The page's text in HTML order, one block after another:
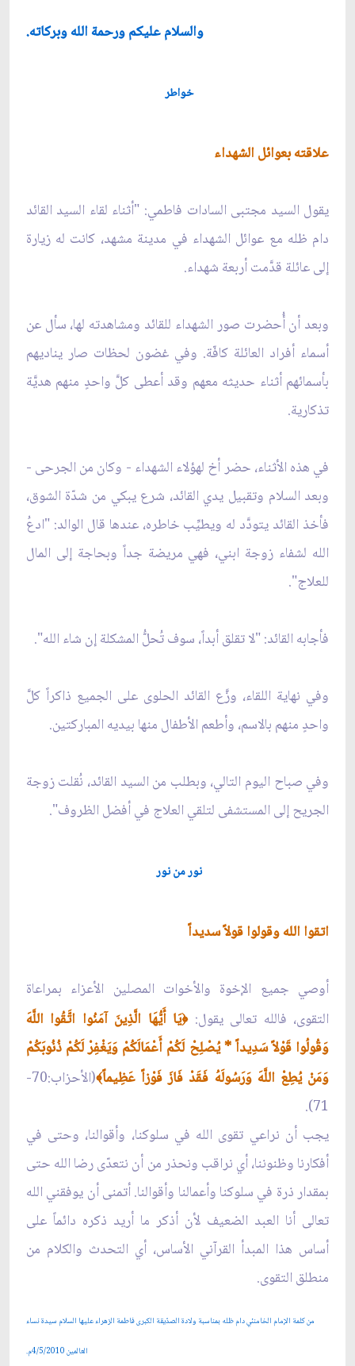
والسلام عليكم ورحمة الله وبركاته.
خواطر
علاقته بعوائل الشهداء
يقول السيد مجتبى السادات فاطمي: "أثناء لقاء السيد القائد
دام ظله مع عوائل الشهداء في مدينة مشهد، كانت له زيارة
إلى عائلة قدَّمت أربعة شهداء.
وبعد أن أُحضرت صور الشهداء للقائد ومشاهدته لها، سأل عن
أسماء أفراد العائلة كافّة. وفي غضون لحظات صار يناديهم
بأسمائهم أثناء حديثه معهم وقد أعطى كلَّ واحدٍ منهم هديَّة
تذكارية.
في هذه الأثناء، حضر أخ لهؤلاء الشهداء - وكان من الجرحى -
وبعد السلام وتقبيل يدي القائد، شرع يبكي من شدّة الشوق،
فأخذ القائد يتودَّد له ويطيِّب خاطره، عندها قال الوالد: "ادعُ
الله لشفاء زوجة ابني، فهي مريضة جداً وبحاجة إلى المال
للعلاج".
فأجابه القائد: "لا تقلق أبداً، سوف تُحلُّ المشكلة إن شاء الله".
وفي نهاية اللقاء، وزَّع القائد الحلوى على الجميع ذاكراً كلَّ
واحدٍ منهم بالاسم، وأطعم الأطفال منها بيديه المباركتين.
وفي صباح اليوم التالي، وبطلب من السيد القائد، نُقلت زوجة
الجريح إلى المستشفى لتلقي العلاج في أفضل الظروف".
نور من نور
اتقوا الله وقولوا قولاً سديداً
أوصي جميع الإخوة والأخوات المصلين الأعزاء بمراعاة
التقوى، فالله تعالى يقول:﴿يَا أَيُّهَا الَّذِينَ آمَنُوا اتَّقُوا اللَّهَ
وَقُولُوا قَوْلاً سَدِيداً * يُصْلِحْ لَكُمْ أَعْمَالَكُمْ وَيَغْفِرْ لَكُمْ ذُنُوبَكُمْ
وَمَنْ يُطِعْ اللَّهَ وَرَسُولَهُ فَقَدْ فَازَ فَوْزاً عَظِيماً﴾
(الأحزاب:70-
71).
يجب أن نراعي تقوى الله في سلوكنا، وأقوالنا، وحتى في
أفكارنا وظنوننا، أي نراقب ونحذر من أن نتعدّى رضا الله حتى
بمقدار ذرة في سلوكنا وأعمالنا وأقوالنا. أتمنى أن يوفقني الله
تعالى أنا العبد الضعيف لأن أذكر ما أريد ذكره دائماً على
أساس هذا المبدأ القرآني الأساس، أي التحدث والكلام من
منطلق التقوى.
من كلمة الإمام الخامنئي دام ظله بمناسبة ولادة الصدّيقة الكبرى فاطمة الزهراء عليها السلام سيدة نساء
العالمين 4/5/2010م.